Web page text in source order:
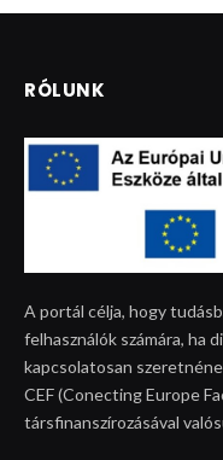
RÓLUNK
A portál célja, hogy
felhasználók számára, ha
kapcsolatosan
CEF (Conecting Europe
társfinanszírozásával